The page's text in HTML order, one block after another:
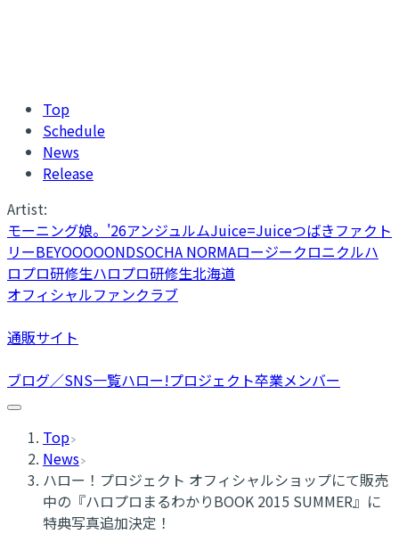
Top
Schedule
News
Release
Artist:
モーニング娘。'26アンジュルムJuice=Juiceつばきファクト
リーBEYOOOOONDSOCHA NORMAロージークロニクルハ
ロプロ研修生ハロプロ研修生北海道
オフィシャルファンクラブ
通販サイト
ブログ／SNS一覧ハロー!プロジェクト卒業メンバー
Top
News
ハロー！プロジェクト オフィシャルショップにて販売
中の『ハロプロまるわかりBOOK 2015 SUMMER』に
特典写真追加決定！